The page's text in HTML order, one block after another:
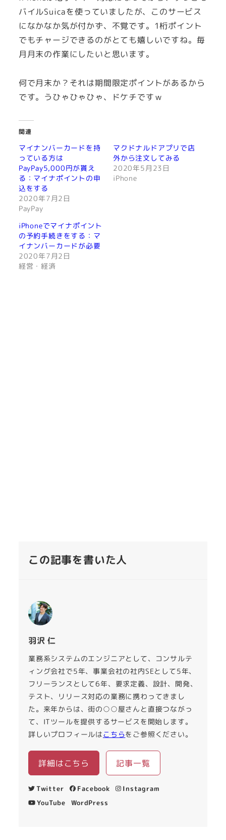
バイルSuicaを使っていましたが、このサービス
になかなか気が付かず、不覚です。1桁ポイント
でもチャージできるのがとても嬉しいですね。毎
月月末の作業にしたいと思います。
何で月末か？それは期間限定ポイントがあるから
です。うひゃひゃひゃ、ドケチですｗ
関連
マイナンバーカードを持
っている方は
PayPay5,000円が貰え
る：マイナポイントの申
込をする
2020年7月2日
PayPay
マクドナルドアプリで店
外から注文してみる
2020年5月23日
iPhone
iPhoneでマイナポイント
の予約手続きをする：マ
イナンバーカードが必要
2020年7月2日
経営・経済
この記事を書いた人
羽沢 仁
業務系システムのエンジニアとして、コンサルテ
ィング会社で5年、事業会社の社内SEとして5年、
フリーランスとして6年、要求定義、設計、開発、
テスト、リリース対応の業務に携わってきまし
た。来年からは、街の○○屋さんと直接つながっ
て、ITツールを提供するサービスを開始します。
詳しいプロフィールはこちらをご参照ください。
詳細はこちら 記事一覧
Twitter Facebook
Instagram
YouTube
WordPress